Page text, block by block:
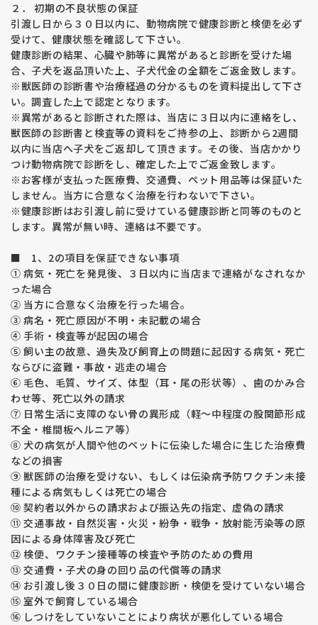
【股関節形成不全】
福田ブリーダーでは両親犬の股関節の状態をＪＡＨＤという検
査機関で検査を受けています。両親を調べ始めて10年経ちます
が、非常に良好な結果が出ており、ケンネルで残した子に発症
する子犬が激減しています。お客様のご好意で頂く結果もケン
ネルの子よりも良いスコアが出ています。
このことから、少なくとも両親犬を検査している繁殖は安全度
が増す。また、気を付けて育てた子は家庭犬の方が結果がよく
なると言えます。
環境により悪くなる例としては階段での生活、コンクリートで
の運動、登山・マラソン・自転車並走などの長時間の強い運
動、肥満、運動不足などが考えられます。
また、日本の現状は良い状態でない犬が非常に多いことも経験
からわかりました。
子犬を購入の際は両親や近親犬の情報のある子犬を選ばれるこ
とをお勧めします。
関節の病気です。重度の場合、脱臼したり神経を圧迫して痛み
が出るため歩くことが困難になる恐れがあります。
根治する方法は無く、外科的手術になると、治療費は高額にな
ります。何よりワンちゃんは一生痛みに耐えながら生きること
になります。
股関節形成不全の発症の要因は７０％が遺伝的要因・残り３
０％は環境要因と言われており、両親を検査することは生まれ
てくる子犬の遺伝子をコントロールする意味で大変重要な意味
を持っています。
両親の説明部分に表示されている数字はＪＡＨＤのスコアで、
片側０～４５まであり、数字が小さいほど良い関節を表してま
す。
福田ブリーダーの平均値は片側６でブリーディングラインを１
３以下と決めリスクを下げる取り組みをしています。
親兄弟で追えるラインもありますのでより安心なラインをお求
めになりたい方はご相談ください。
子犬は成長期であるため現時点で関節の状態を診断することは
できません。環境要因で発症することもありますので飼育環境
や運動、体重管理を飼い主様が管理していただく必要がありま
す。
【アレルギー・アトピー性皮膚炎】
最近アレルギーやアトピー性皮膚炎を発症している子が多く見
られます。
福田ブリーダーの両親犬は1才時にアレルギー検査をして数値
の確認をしています。
２． 初期の不良状態の保証
引渡し日から３０日以内に、動物病院で健康診断と検便を必ず
受けて、健康状態を確認して下さい。
健康診断の結果、心臓や肺等に異常があると診断を受けた場
合、子犬を返品頂いた上、子犬代金の全額をご返金致します。
※獣医師の診断書や治療経過の分かるものを資料提出して下さ
い。調査した上で認定となります。
※異常があると診断された際は、当店に３日以内に連絡をし、
獣医師の診断書と検査等の資料をご持参の上、診断から2週間
以内に当店へ子犬をご返却して頂きます。その後、当店かかり
つけ動物病院で診断をし、確定した上でご返金致します。
※お客様が支払った医療費、交通費、ペット用品等は保証いた
しません。当方に合意なく治療を行わないで下さい。
※健康診断はお引渡し前に受けている健康診断と同等のものと
します。異常が無い時、連絡は不要です。
■ 1、2の項目を保証できない事項
① 病気・死亡を発見後、３日以内に当店まで連絡がなされなか
った場合
② 当方に合意なく治療を行った場合。
③ 病名・死亡原因が不明・未記載の場合
④ 手術・検査等が起因の場合
⑤ 飼い主の故意、過失及び飼育上の問題に起因する病気・死亡
ならびに盗難・事故・逃走の場合
⑥ 毛色、毛質、サイズ、体型（耳・尾の形状等）、歯のかみ合
わせ等、死亡以外の請求
⑦ 日常生活に支障のない骨の異形成（軽～中程度の股関節形成
不全・椎間板ヘルニア等）
⑧ 犬の病気が人間や他のペットに伝染した場合に生じた治療費
などの損害
⑨ 獣医師の治療を受けない、もしくは伝染病予防ワクチン未接
種による病気もしくは死亡の場合
⑩ 契約者以外からの請求および振込先の指定、虚偽の請求
⑪ 交通事故・自然災害・火災・紛争・戦争・放射能汚染等の原
因による身体障害及び死亡
⑫ 検便、ワクチン接種等の検査や予防のための費用
⑬ 交通費・子犬の身の回り品の代償等の請求
⑭ お引渡し後３０日の間に健康診断・検便を受けていない場合
⑮ 室外で飼育している場合
⑯ しつけをしていないことにより病状が悪化している場合